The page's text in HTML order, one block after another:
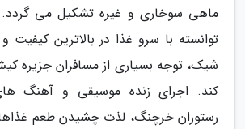
ماهی سوخاری و غیره تشکیل می
توانسته با سرو غذا در بالاترین کیفیت
شیک، توجه بسیاری از مسافران جزیره
کند. اجرای زنده موسیقی و آهنگ
رستوران خرچنگ، لذت چشیدن طعم